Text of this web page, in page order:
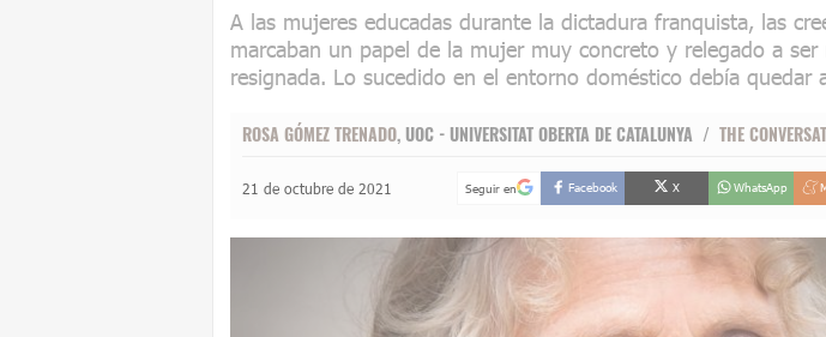
A las mujeres educadas durante la dictadura franquista, las
marcaban un papel de la mujer muy concreto y relegado a ser
resignada. Lo sucedido en el entorno doméstico debía quedar
ROSA GÓMEZ TRENADO, UOC - UNIVERSITAT OBERTA DE CATALUNYA / THE
21 de octubre de 2021 Seguir en Facebook X WhatsApp